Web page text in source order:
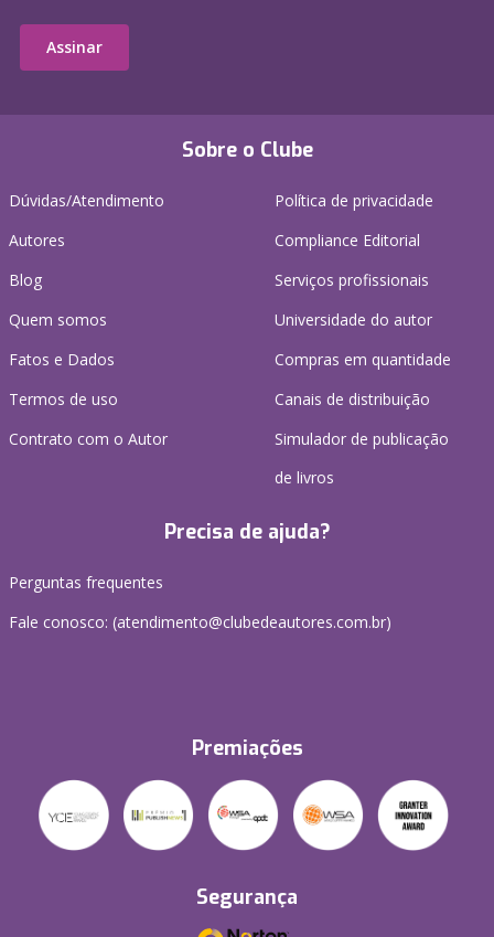
Sobre o Clube
Dúvidas/Atendimento
Autores
Blog
Quem somos
Fatos e Dados
Termos de uso
Contrato com o Autor
Política de privacidade
Compliance Editorial
Serviços profissionais
Universidade do autor
Compras em quantidade
Canais de distribuição
Simulador de publicação
de livros
Precisa de ajuda?
Perguntas frequentes
Fale conosco: (atendimento@clubedeautores.com.br)
Premiações
Segurança
Assinar